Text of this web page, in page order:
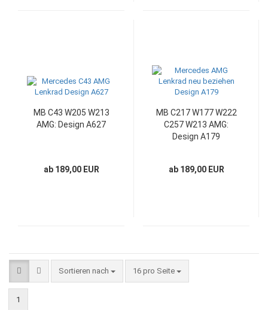
MB C43 W205 W213
AMG: Design A627
ab 189,00 EUR
MB C217 W177 W222
C257 W213 AMG:
Design A179
ab 189,00 EUR
Sortieren nach
Sortieren nach 16 pro Seite
pro Seite
1